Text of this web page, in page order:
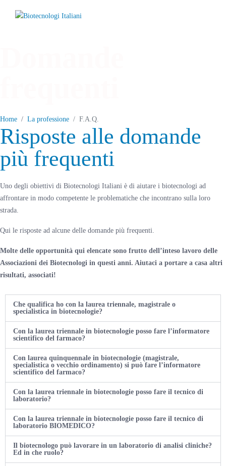
Home La professione F.A.Q.
Risposte alle domande
più frequenti
Uno degli obiettivi di Biotecnologi Italiani è di aiutare i biotecnologi ad
affrontare in modo competente le problematiche che incontrano sulla loro
strada.
Qui le risposte ad alcune delle domande più frequenti.
Molte delle opportunità qui elencate sono frutto dell’inteso lavoro delle
Associazioni dei Biotecnologi in questi anni. Aiutaci a portare a casa altri
risultati, associati!
Che qualifica ho con la laurea triennale, magistrale o
specialistica in biotecnologie?
Con la laurea triennale in biotecnologie posso fare l’informatore
scientifico del farmaco?
Con laurea quinquennale in biotecnologie (magistrale,
specialistica o vecchio ordinamento) si può fare l’informatore
scientifico del farmaco?
Con la laurea triennale in biotecnologie posso fare il tecnico di
laboratorio?
Con la laurea triennale in biotecnologie posso fare il tecnico di
laboratorio BIOMEDICO?
Il biotecnologo può lavorare in un laboratorio di analisi cliniche?
Ed in che ruolo?